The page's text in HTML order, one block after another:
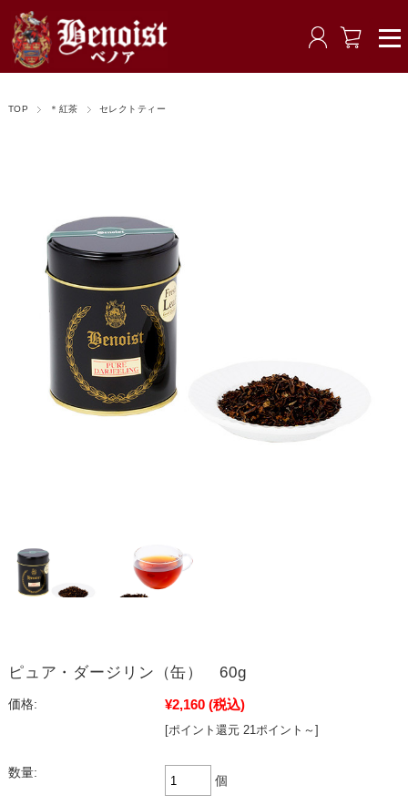
TOP ＊紅茶 セレクトティー
ピュア・ダージリン（缶） 60g
価格: ¥2,160 (税込)
[ポイント還元 21ポイント～]
数量:
個